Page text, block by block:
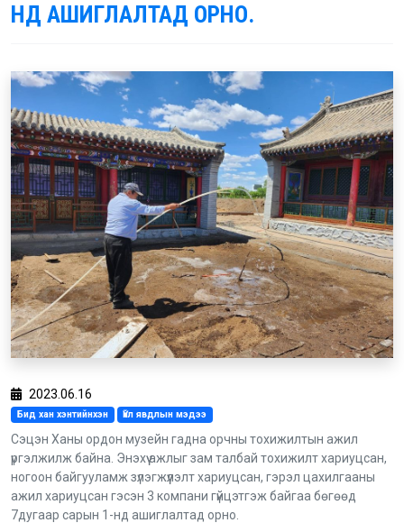
НД АШИГЛАЛТАД ОРНО.
2023.06.16
Бид хан хэнтийнхэн Үйл явдлын мэдээ
Сэцэн Ханы ордон музейн гадна орчны тохижилтын ажил
үргэлжилж байна. Энэхүү ажлыг зам талбай тохижилт хариуцсан,
ногоон байгууламж зүлэгжүүлэлт хариуцсан, гэрэл цахилгааны
ажил хариуцсан гэсэн 3 компани гүйцэтгэж байгаа бөгөөд
7дугаар сарын 1-нд ашиглалтад орно.